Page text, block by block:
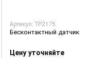
Артикул: TP2175
Бесконтактный датчик
Цену уточняйте